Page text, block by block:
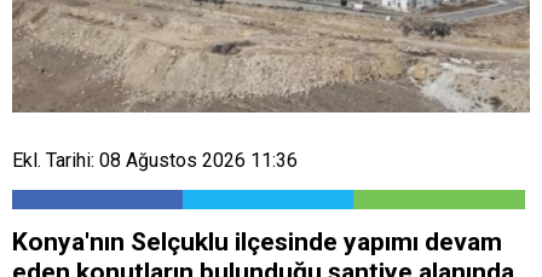
Ekl. Tarihi: 08 Ağustos 2026 11:36
Konya'nın Selçuklu ilçesinde yapımı devam